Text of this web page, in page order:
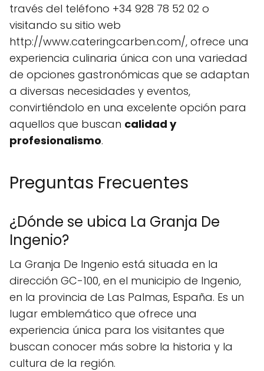
través del teléfono +34 928 78 52 02 o
visitando su sitio web
http://www.cateringcarben.com/, ofrece una
experiencia culinaria única con una variedad
de opciones gastronómicas que se adaptan
a diversas necesidades y eventos,
convirtiéndolo en una excelente opción para
aquellos que buscan calidad y
profesionalismo.
Preguntas Frecuentes
¿Dónde se ubica La Granja De
Ingenio?
La Granja De Ingenio está situada en la
dirección GC-100, en el municipio de Ingenio,
en la provincia de Las Palmas, España. Es un
lugar emblemático que ofrece una
experiencia única para los visitantes que
buscan conocer más sobre la historia y la
cultura de la región.